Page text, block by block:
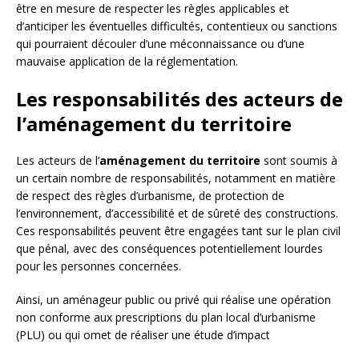
être en mesure de respecter les règles applicables et
d’anticiper les éventuelles difficultés, contentieux ou sanctions
qui pourraient découler d’une méconnaissance ou d’une
mauvaise application de la réglementation.
Les responsabilités des acteurs de
l’aménagement du territoire
Les acteurs de l’aménagement du territoire sont soumis à
un certain nombre de responsabilités, notamment en matière
de respect des règles d’urbanisme, de protection de
l’environnement, d’accessibilité et de sûreté des constructions.
Ces responsabilités peuvent être engagées tant sur le plan civil
que pénal, avec des conséquences potentiellement lourdes
pour les personnes concernées.
Ainsi, un aménageur public ou privé qui réalise une opération
non conforme aux prescriptions du plan local d’urbanisme
(PLU) ou qui omet de réaliser une étude d’impact